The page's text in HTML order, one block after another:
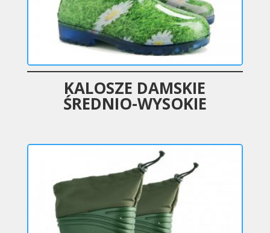
KALOSZE DAMSKIE
ŚREDNIO-WYSOKIE